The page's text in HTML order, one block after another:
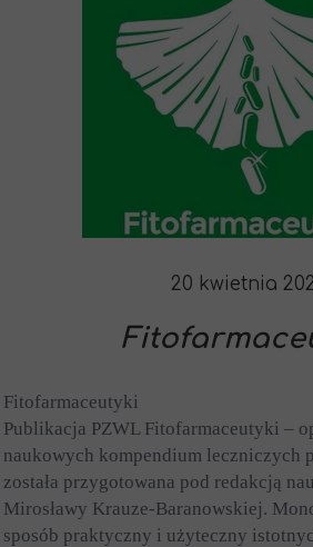
20 kwietnia
Fitofarmaceutyki
Publikacja PZWL Fitofarmaceutyki –
naukowych kompendium leczniczych
została przygotowana pod redakcją
Mirosławy Krauze-Baranowskiej.
sposób praktyczny i użyteczny